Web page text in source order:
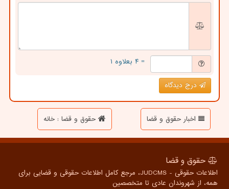
= ۴ بعلاوه ۱
درج دیدگاه
اخبار حقوق و قضا حقوق و قضا : خانه
حقوق و قضا
اطلاعات حقوقی - JUDCMS، مرجع کامل اطلاعات حقوقی و قضایی برای
همه، از شهروندان عادی تا متخصصین